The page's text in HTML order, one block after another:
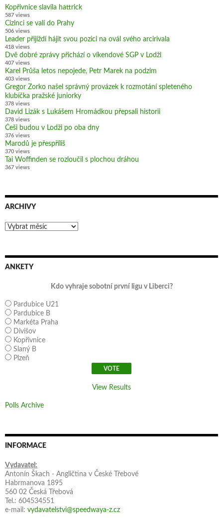
Kopřivnice slavila hattrick
587 views
Cizinci se valí do Prahy
506 views
Leader přijíždí hájit svou pozici na ovál svého arcirivala
418 views
Dvě dobré zprávy přichází o víkendové SGP v Lodži
407 views
Karel Průša letos nepojede, Petr Marek na podzim
403 views
Gregor Zorko našel správný provázek k rozmotání spleteného
klubíčka pražské juniorky
378 views
David Lizák s Lukášem Hromádkou přepsali historii
378 views
Češi budou v Lodži po oba dny
376 views
Marodů je přespříliš
370 views
Tai Woffinden se rozloučil s plochou dráhou
367 views
ARCHIVY
Archivy
ANKETY
Kdo vyhraje sobotní první ligu v Liberci?
Pardubice U21
Pardubice B
Markéta Praha
Divišov
Kopřivnice
Slaný B
Plzeň
View Results
Polls Archive
INFORMACE
Vydavatel:
Antonín Škach - Angličtina v České Třebové
Habrmanova 1895
560 02 Česká Třebová
Tel.: 604534551
e-mail: vydavatelstvi@speedwaya-z.cz